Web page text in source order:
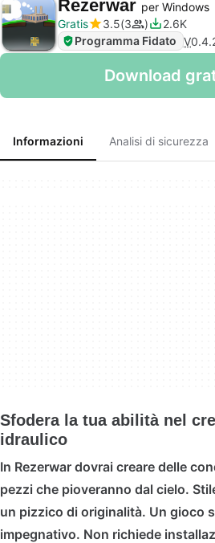
Rezerwar per Windows
Gratis
3.5 3
2.6K
Programma Fidato V
Download
Informazioni Analisi di sicurezza
Sfodera la tua abilità nel
idraulico
In Rezerwar dovrai creare delle
pezzi che pioveranno dal cielo.
un pizzico di originalità. Un gioco
impegnativo. Non richiede